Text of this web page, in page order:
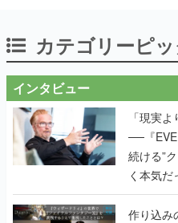
カテゴリーピ
インタビュー
「現実
──『
続ける”
く本気だ
作り込み